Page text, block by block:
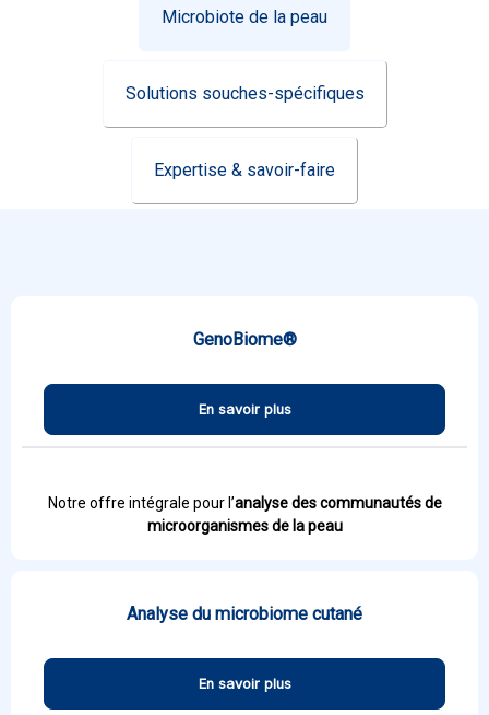
Microbiote de la peau
Solutions souches-spécifiques
Expertise & savoir-faire
GenoBiome®
En savoir plus
Notre offre intégrale pour l’analyse des communautés de
microorganismes de la peau
Analyse du microbiome cutané
En savoir plus